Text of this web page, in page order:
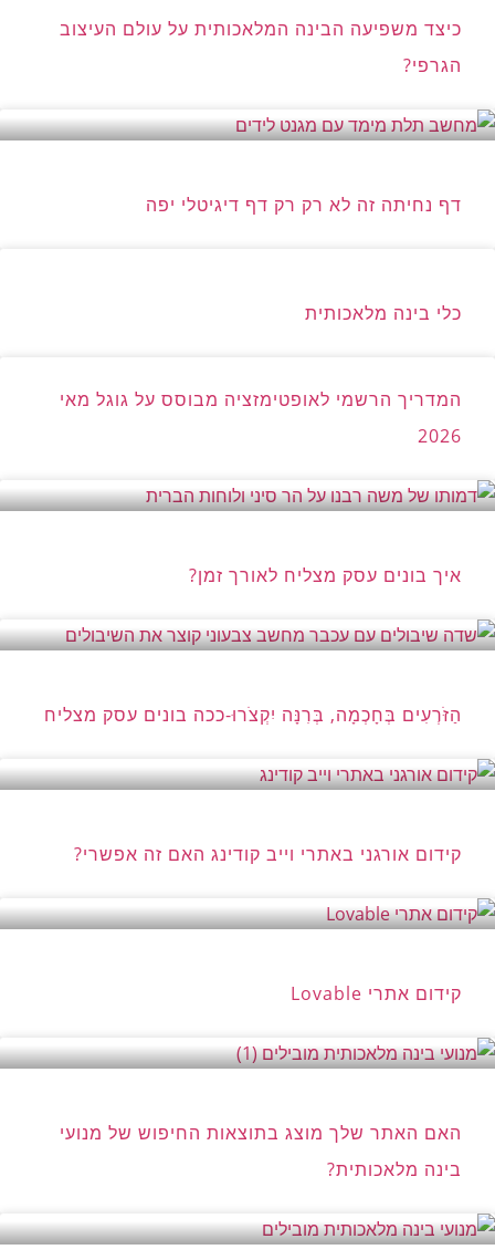
כיצד משפיעה הבינה המלאכותית על עולם העיצוב
הגרפי?
דף נחיתה זה לא רק רק דף דיגיטלי יפה
כלי בינה מלאכותית
המדריך הרשמי לאופטימזציה מבוסס על גוגל מאי
2026
איך בונים עסק מצליח לאורך זמן?
הַזֹּרְעִים בְּחָכְמָה, בְּרִנָּה יִקְצֹרוּ-ככה בונים עסק מצליח
קידום אורגני באתרי וייב קודינג האם זה אפשרי?
קידום אתרי Lovable
האם האתר שלך מוצג בתוצאות החיפוש של מנועי
בינה מלאכותית?